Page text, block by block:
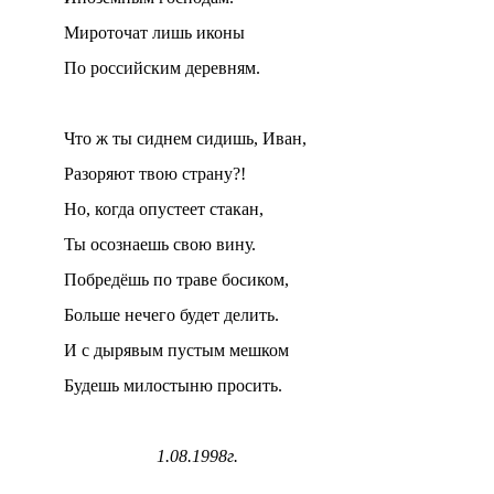
Мироточат лишь иконы
По российским деревням.
Что ж ты сиднем сидишь, Иван,
Разоряют твою страну?!
Но, когда опустеет стакан,
Ты осознаешь свою вину.
Побредёшь по траве босиком,
Больше нечего будет делить.
И с дырявым пустым мешком
Будешь милостыню просить.
1.08.1998г.